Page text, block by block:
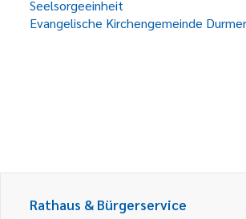
Seelsorgeeinheit
Evangelische Kirchengemeinde
Rathaus & Bürgerservice